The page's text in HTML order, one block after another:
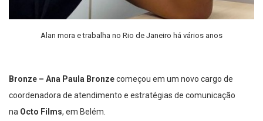
Alan mora e trabalha no Rio de Janeiro há vários anos
Bronze – Ana Paula Bronzecomeçou em um novo cargo de
coordenadora de atendimento e estratégias de comunicação
na Octo Films, em Belém.